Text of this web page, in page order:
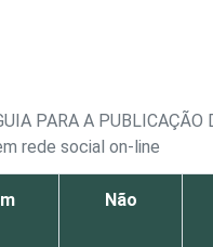
PARA A
rede social on-line
Não